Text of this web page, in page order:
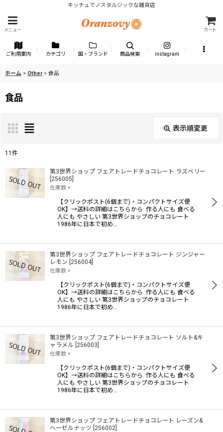
キッチュでノスタルジックな雑貨店
メニュー カート
ご利用案内 カテゴリ 国・ブランド 商品検索 instagram
ホーム > Other > 食品
食品
表示順変更
表示数:
11 件
第3世界ショップ フェアトレードチョコレート ラズベリー
256005
在庫数 ×
【クリックポスト(6個まで)・コンパクトサイズ便
OK】→送料の詳細はこちらから 作る人にも 食べる
人にも やさしい 第3世界ショップのチョコレート
1986年に日本で初め…
第3世界ショップ フェアトレードチョコレート ジンジャー
レモン 256004]
在庫数 ×
【クリックポスト(6個まで)・コンパクトサイズ便
OK】→送料の詳細はこちらから 作る人にも 食べる
人にも やさしい 第3世界ショップのチョコレート
1986年に日本で初め…
第3世界ショップ フェアトレードチョコレート ソルト&キ
ャラメル 256003
在庫数 ×
【クリックポスト(6個まで)・コンパクトサイズ便
OK】→送料の詳細はこちらから 作る人にも 食べる
人にも やさしい 第3世界ショップのチョコレート
1986年に日本で初め…
第3世界ショップ フェアトレードチョコレート レーズン&
ヘーゼルナッツ 256002